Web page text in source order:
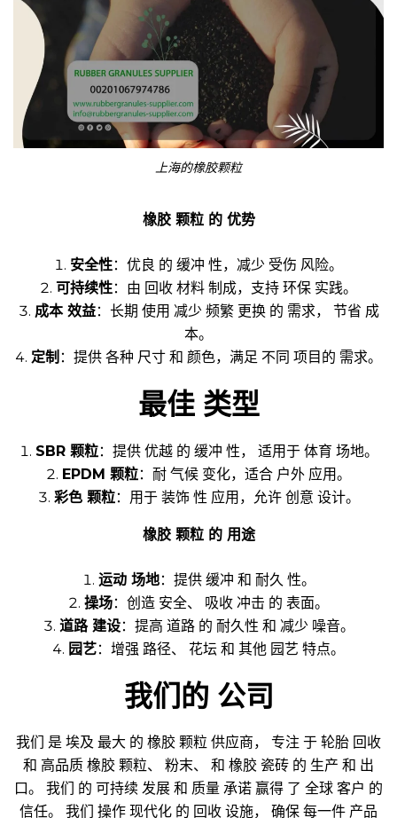
上海的橡胶颗粒
橡胶 颗粒 的 优势
安全性：优良 的 缓冲 性，减少 受伤 风险。
可持续性：由 回收 材料 制成，支持 环保 实践。
成本 效益：长期 使用 减少 频繁 更换 的 需求， 节省 成
本。
定制 ：提供 各种 尺寸 和 颜色，满足 不同 项目的 需求。
最佳 类型
SBR 颗粒：提供 优越 的 缓冲 性， 适用于 体育 场地。
EPDM 颗粒：耐 气候 变化，适合 户外 应用。
彩色 颗粒：用于 装饰 性 应用，允许 创意 设计。
橡胶 颗粒 的 用途
运动 场地：提供 缓冲 和 耐久 性。
操场：创造 安全、 吸收 冲击 的 表面。
道路 建设：提高 道路 的 耐久性 和 减少 噪音。
园艺：增强 路径、 花坛 和 其他 园艺 特点。
我们的 公司
我们 是 埃及 最大 的 橡胶 颗粒 供应商， 专注 于 轮胎 回收
和 高品质 橡胶 颗粒、 粉末、 和 橡胶 瓷砖 的 生产 和 出
口。 我们 的 可持续 发展 和 质量 承诺 赢得 了 全球 客户 的
信任。 我们 操作 现代化 的 回收 设施， 确保 每一件 产品